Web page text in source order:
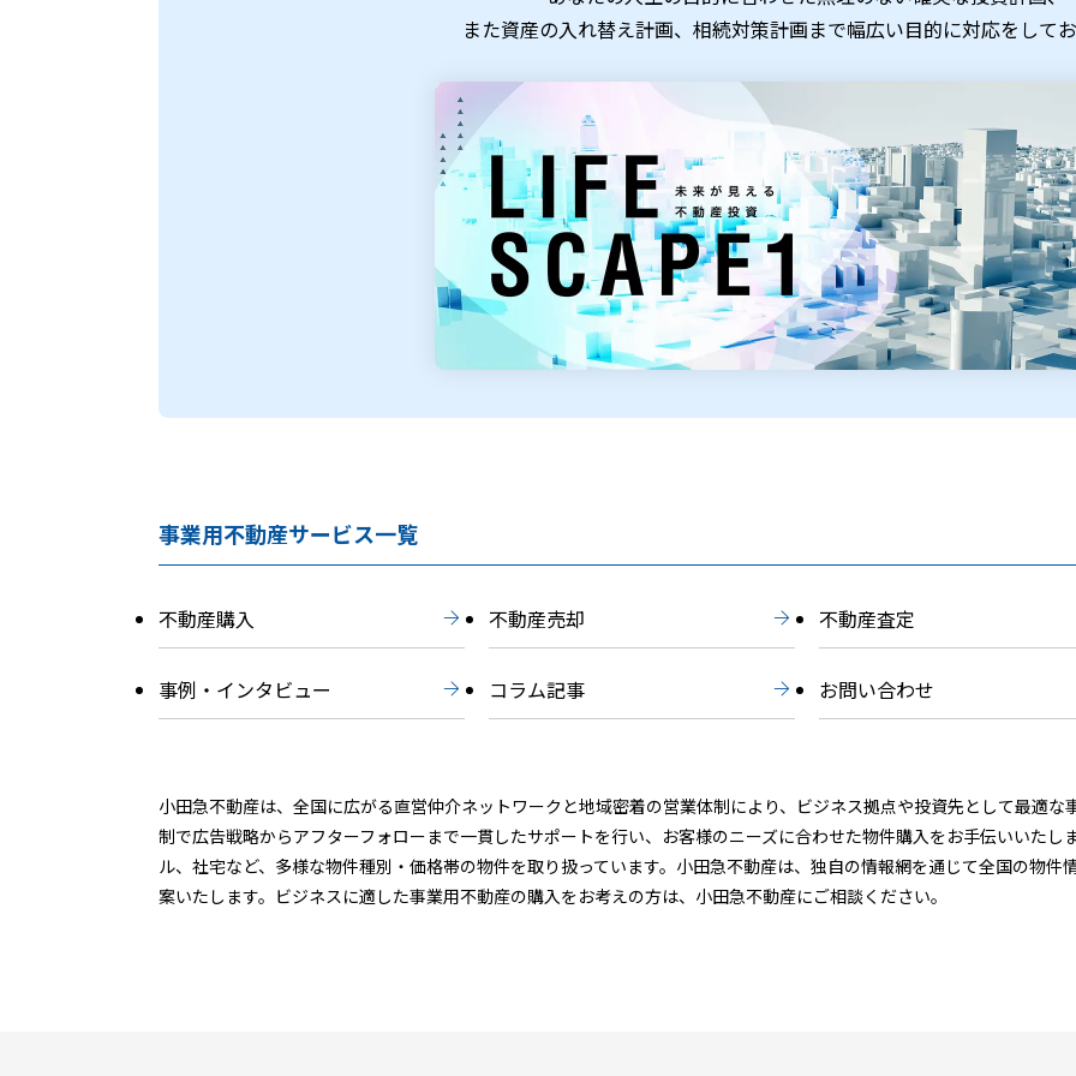
また資産の入れ替え計画、相続対策計画まで幅広い目的に対応をして
事業用不動産サービス一覧
不動産購入 不動産売却 不動産査定
事例・ インタビュー コラム記事 お問い合わせ
小田急不動産は、全国に広がる直営仲介ネットワークと地域密着の営業体制により、ビジネス拠点や投資先として最適
制で広告戦略からアフターフォローまで一貫したサポートを行い、お客様のニーズに合わせた物件購入をお手伝いいた
ル、社宅など、多様な物件種別・価格帯の物件を取り扱っています。小田急不動産は、独自の情報網を通じて全国の物
案いたします。ビジネスに適した事業用不動産の購入をお考えの方は、小田急不動産にご相談ください。